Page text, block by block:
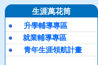
生涯萬花筒
升學輔導專區
就業輔導專區
青年生涯領航計畫